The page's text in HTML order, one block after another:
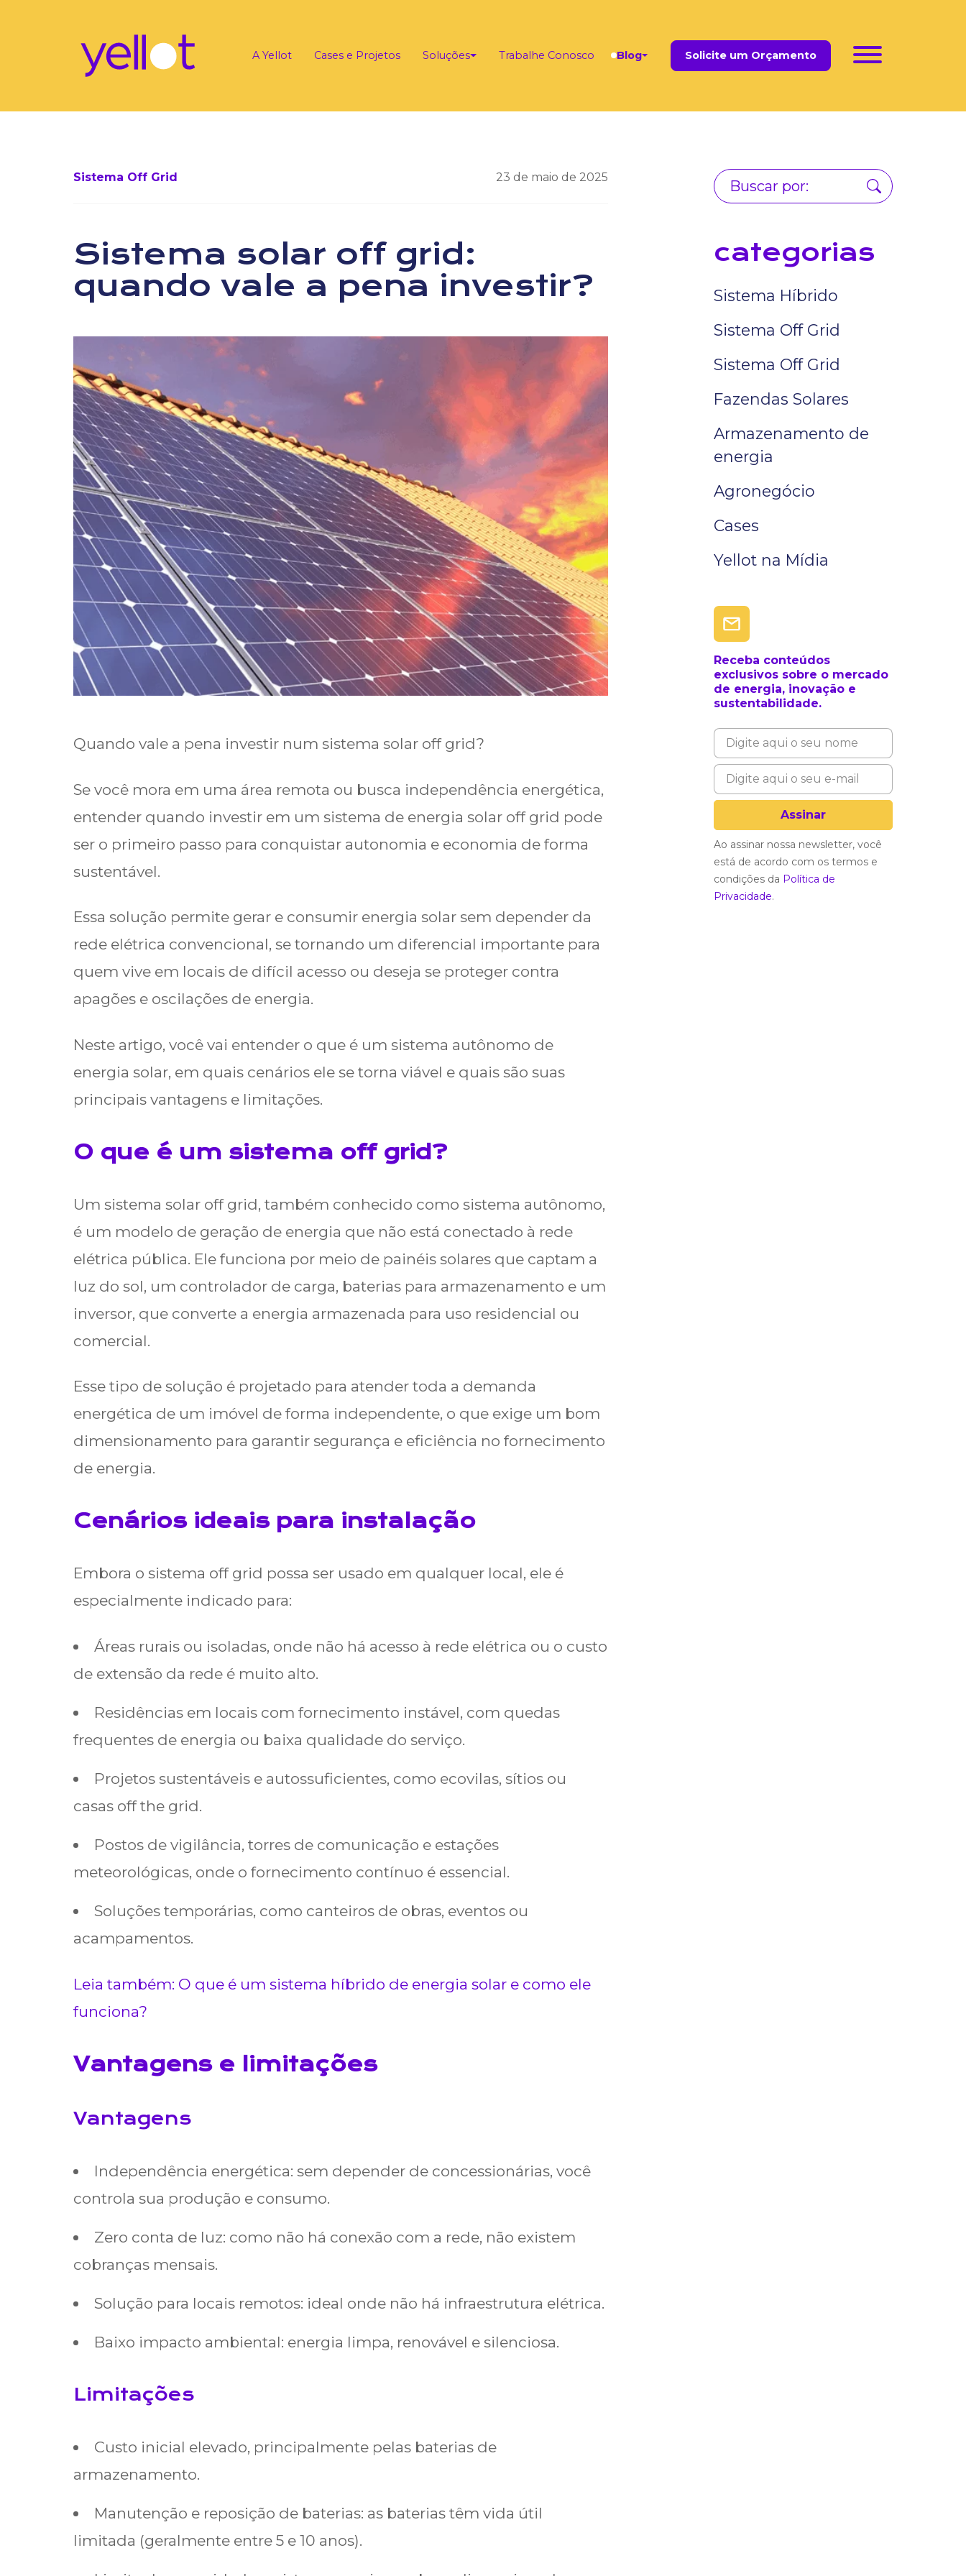
A Yellot Cases e Projetos Soluções Trabalhe Conosco Blog Solicite um Orçamento
Sistema Off Grid 23 de maio de 2025
Sistema solar off grid:
quando vale a pena investir?
Quando vale a pena investir num sistema solar off grid? Se você mora em uma área remota ou busca independência…
Quando vale a pena investir num sistema solar off grid?
Se você mora em uma área remota ou busca independência energética,
entender quando investir em um sistema de energia solar off grid pode
ser o primeiro passo para conquistar autonomia e economia de forma
sustentável.
Essa solução permite gerar e consumir energia solar sem depender da
rede elétrica convencional, se tornando um diferencial importante para
quem vive em locais de difícil acesso ou deseja se proteger contra
apagões e oscilações de energia.
Neste artigo, você vai entender o que é um sistema autônomo de
energia solar, em quais cenários ele se torna viável e quais são suas
principais vantagens e limitações.
O que é um sistema off grid?
Um sistema solar off grid, também conhecido como sistema autônomo,
é um modelo de geração de energia que não está conectado à rede
elétrica pública. Ele funciona por meio de painéis solares que captam a
luz do sol, um controlador de carga, baterias para armazenamento e um
inversor, que converte a energia armazenada para uso residencial ou
comercial.
Esse tipo de solução é projetado para atender toda a demanda
energética de um imóvel de forma independente, o que exige um bom
dimensionamento para garantir segurança e eficiência no fornecimento
de energia.
Cenários ideais para instalação
Embora o sistema off grid possa ser usado em qualquer local, ele é
especialmente indicado para:
Áreas rurais ou isoladas, onde não há acesso à rede elétrica ou o custo
de extensão da rede é muito alto.
Residências em locais com fornecimento instável, com quedas
frequentes de energia ou baixa qualidade do serviço.
Projetos sustentáveis e autossuficientes, como ecovilas, sítios ou
casas off the grid.
Postos de vigilância, torres de comunicação e estações
meteorológicas, onde o fornecimento contínuo é essencial.
Soluções temporárias, como canteiros de obras, eventos ou
acampamentos.
Leia também: O que é um sistema híbrido de energia solar e como ele
funciona?
Vantagens e limitações
Vantagens
Independência energética: sem depender de concessionárias, você
controla sua produção e consumo.
Zero conta de luz: como não há conexão com a rede, não existem
cobranças mensais.
Solução para locais remotos: ideal onde não há infraestrutura elétrica.
Baixo impacto ambiental: energia limpa, renovável e silenciosa.
Limitações
Custo inicial elevado, principalmente pelas baterias de
armazenamento.
Manutenção e reposição de baterias: as baterias têm vida útil
limitada (geralmente entre 5 e 10 anos).
categorias
Sistema Híbrido
Sistema Off Grid
Sistema Off Grid
Fazendas Solares
Armazenamento de
energia
Agronegócio
Cases
Yellot na Mídia
Receba conteúdos
exclusivos sobre o mercado
de energia, inovação e
sustentabilidade.
Ao assinar nossa newsletter, você
está de acordo com os termos e
condições da Política de
Privacidade.